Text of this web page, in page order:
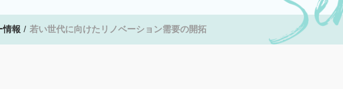
情報 若い世代に向けたリノベーション需要の開拓